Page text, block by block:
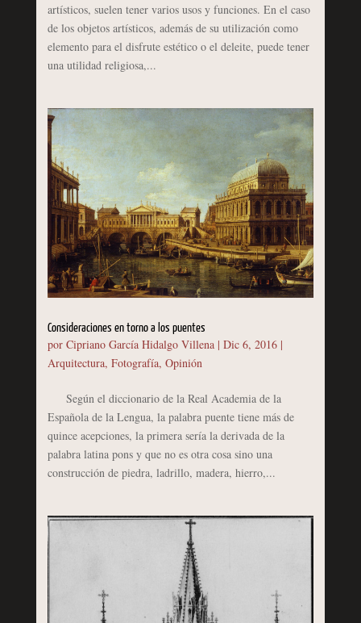
artísticos, suelen tener varios usos y funciones. En el caso
de los objetos artísticos, además de su utilización como
elemento para el disfrute estético o el deleite, puede tener
una utilidad religiosa,...
Consideraciones en torno a los puentes
por Cipriano García Hidalgo Villena| Dic 6, 2016|
Arquitectura, Fotografía, Opinión
Según el diccionario de la Real Academia de la
Española de la Lengua, la palabra puente tiene más de
quince acepciones, la primera sería la derivada de la
palabra latina pons y que no es otra cosa sino una
construcción de piedra, ladrillo, madera, hierro,...